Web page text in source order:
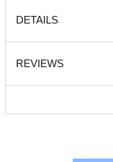
DETAILS
REVIEWS